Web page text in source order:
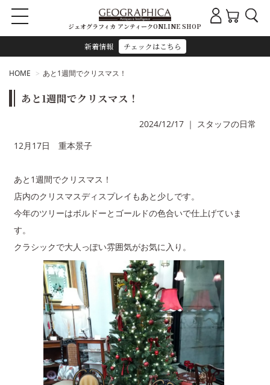
新着情報 チェックはこちら
ジェオグラフィカ アンティークONLINE SHOP
HOME あと1週間でクリスマス！
あと1週間でクリスマス！
2024/12/17 ｜ スタッフの日常
12月17日 重本景子
あと1週間でクリスマス！
店内のクリスマスディスプレイもあと少しです。
今年のツリーはボルドーとゴールドの色合いで仕上げていま
す。
クラシックで大人っぽい雰囲気がお気に入り。